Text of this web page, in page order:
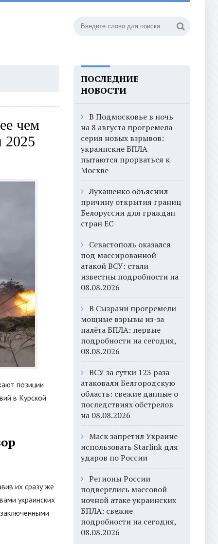
чем
2025
позиции
в Курской
их сразу же
украинских
ПОСЛЕДНИЕ
НОВОСТИ
В Подмосковье в ночь
на 8 августа прогремела
серия новых взрывов:
украинские БПЛА
пытаются прорваться к
Москве
Лукашенко объяснил
причину открытия границ
Белоруссии для граждан
стран ЕС
Севастополь оказался
под массированной
атакой ВСУ: стали
известны подробности на
08.08.2026
В Сызрани прогремели
мощные взрывы из-за
налёта БПЛА: первые
подробности на сегодня,
08.08.2026
ВСУ за сутки 123 раза
атаковали Белгородскую
область: свежие данные о
последствиях обстрелов
на 08.08.2026
Маск запретил Украине
использовать Starlink для
ударов по России
Регионы России
подверглись массовой
ночной атаке украинских
БПЛА: свежие
подробности на сегодня,
08.08.2026